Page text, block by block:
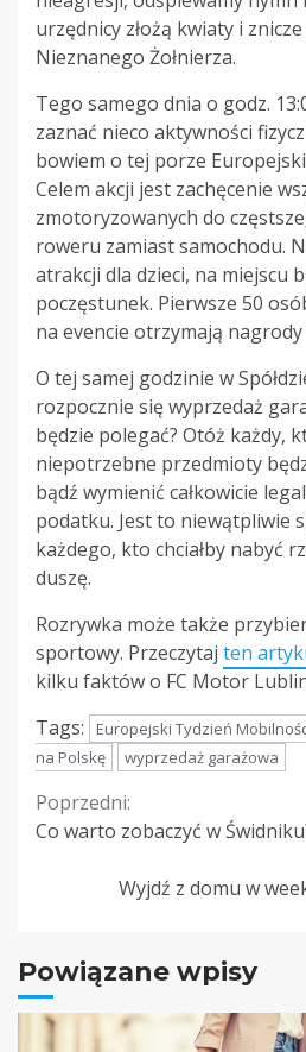
urzędnicy złożą kwiaty i
Nieznanego Żołnierza.
Tego samego dnia o godz.
zaznać nieco aktywności
bowiem o tej porze
Celem akcji jest zachęcenie
zmotoryzowanych do
roweru zamiast samochodu.
atrakcji dla dzieci, na miejscu
poczęstunek. Pierwsze 50
na evencie otrzymają nagrody
O tej samej godzinie w
rozpocznie się wyprzedaż
będzie polegać? Otóż każdy,
niepotrzebne przedmioty
bądź wymienić całkowicie
podatku. Jest to niewątpliwie
każdego, kto chciałby nabyć
duszę.
Rozrywka może także
sportowy. Przeczytaj ten
kilku faktów o FC Motor
Tags:
Europejski Tydzień
na Polskę
wyprzedaż garażowa
Continue
Reading
Poprzedni:
Co warto zobaczyć w
Wyjdź z domu w
Powiązane wpisy